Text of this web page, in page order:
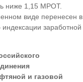
ниже 1,15 МРОТ.
виде перенесен в
индексации заработной
и газовой